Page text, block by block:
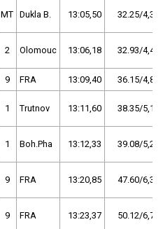
MT Dukla B. 13:05,50 32.25/4,3
2 Olomouc 13:06,18 32.93/4,4
9 FRA 13:09,40 36.15/4,8
1 Trutnov 13:11,60 38.35/5,1
1 Boh.Pha 13:12,33 39.08/5,2
9 FRA 13:20,85 47.60/6,3
9 FRA 13:23,37 50.12/6,7